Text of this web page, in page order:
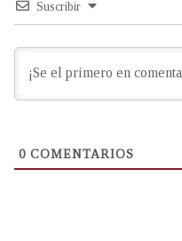
Suscribir
0 COMENTARIOS